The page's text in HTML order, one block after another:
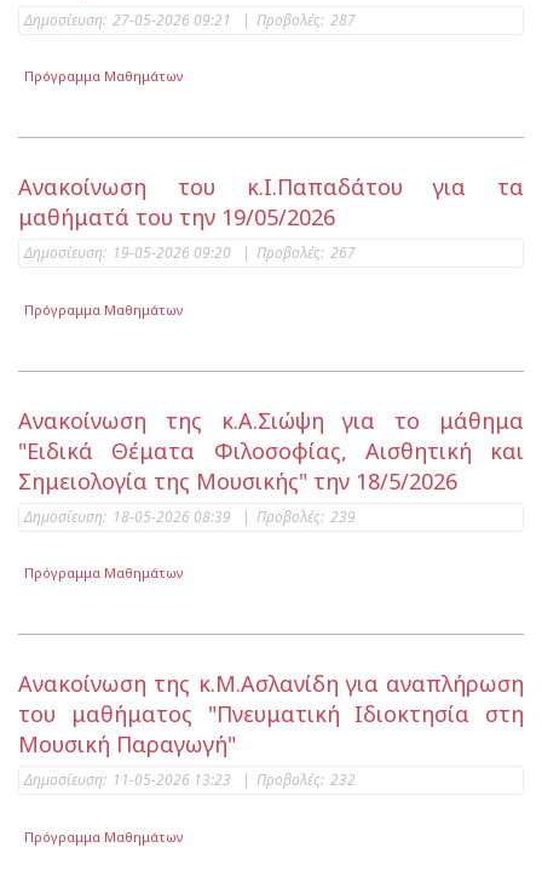
Δημοσίευση: 27-05-2026 09:21 | Προβολές: 287
Πρόγραμμα Μαθημάτων
Ανακοίνωση του κ.Ι.Παπαδάτου για τα
μαθήματά του την 19/05/2026
Δημοσίευση: 19-05-2026 09:20 | Προβολές: 267
Πρόγραμμα Μαθημάτων
Ανακοίνωση της κ.Α.Σιώψη για το μάθημα
"Ειδικά Θέματα Φιλοσοφίας, Αισθητική και
Σημειολογία της Μουσικής" την 18/5/2026
Δημοσίευση: 18-05-2026 08:39 | Προβολές: 239
Πρόγραμμα Μαθημάτων
Ανακοίνωση της κ.Μ.Ασλανίδη για αναπλήρωση
του μαθήματος "Πνευματική Ιδιοκτησία στη
Μουσική Παραγωγή"
Δημοσίευση: 11-05-2026 13:23 | Προβολές: 232
Πρόγραμμα Μαθημάτων